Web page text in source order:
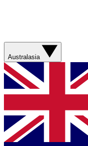
Australasia